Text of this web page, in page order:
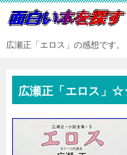
広瀬正「エロス」の感想です。
広瀬正「エロス